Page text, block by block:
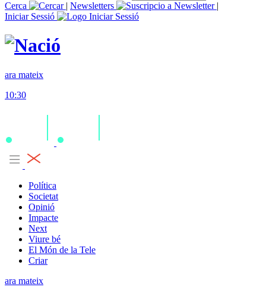
Cerca
| Newsletters
|
Iniciar Sessió
ara mateix
10:30
Política
Societat
Opinió
Impacte
Next
Viure bé
El Món de la Tele
Criar
ara mateix